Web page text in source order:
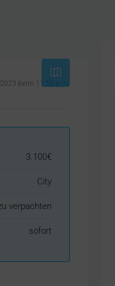
beim 11:56 p.m.
3.100€
verpachten
sofort
City